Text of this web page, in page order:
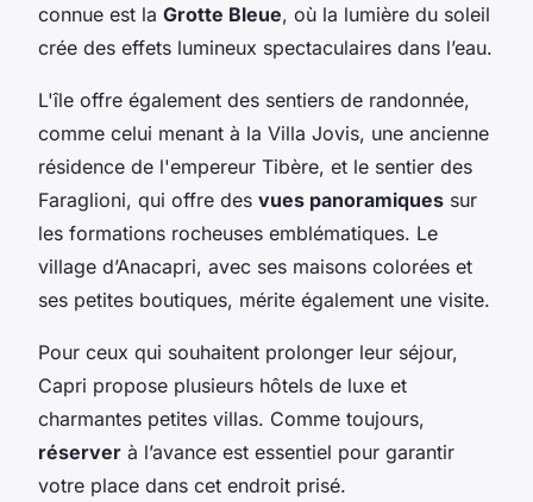
connue est la Grotte Bleue, où la lumière du soleil
crée des effets lumineux spectaculaires dans l’eau.
L'île offre également des sentiers de randonnée,
comme celui menant à la Villa Jovis, une ancienne
résidence de l'empereur Tibère, et le sentier des
Faraglioni, qui offre des vues panoramiques sur
les formations rocheuses emblématiques. Le
village d’Anacapri, avec ses maisons colorées et
ses petites boutiques, mérite également une visite.
Pour ceux qui souhaitent prolonger leur séjour,
Capri propose plusieurs hôtels de luxe et
charmantes petites villas. Comme toujours,
réserver à l’avance est essentiel pour garantir
votre place dans cet endroit prisé.